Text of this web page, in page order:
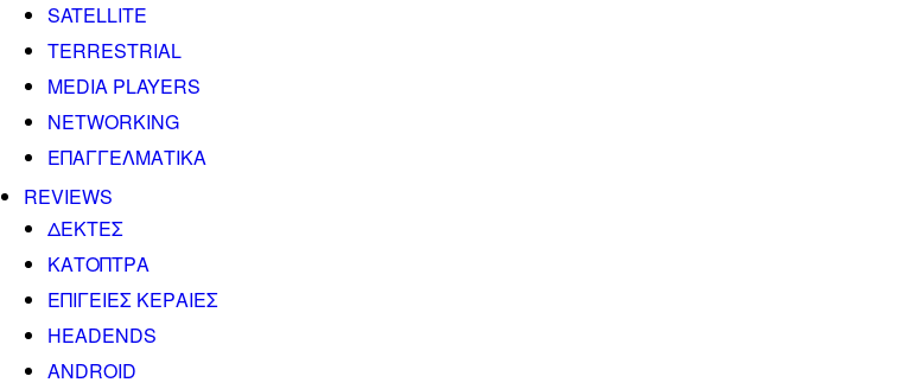
SATELLITE
TERRESTRIAL
MEDIA PLAYERS
NETWORKING
ΕΠΑΓΓΕΛΜΑΤΙΚΑ
REVIEWS
ΔΕΚΤΕΣ
ΚΑΤΟΠΤΡΑ
ΕΠΙΓΕΙΕΣ ΚΕΡΑΙΕΣ
HEADENDS
ANDROID